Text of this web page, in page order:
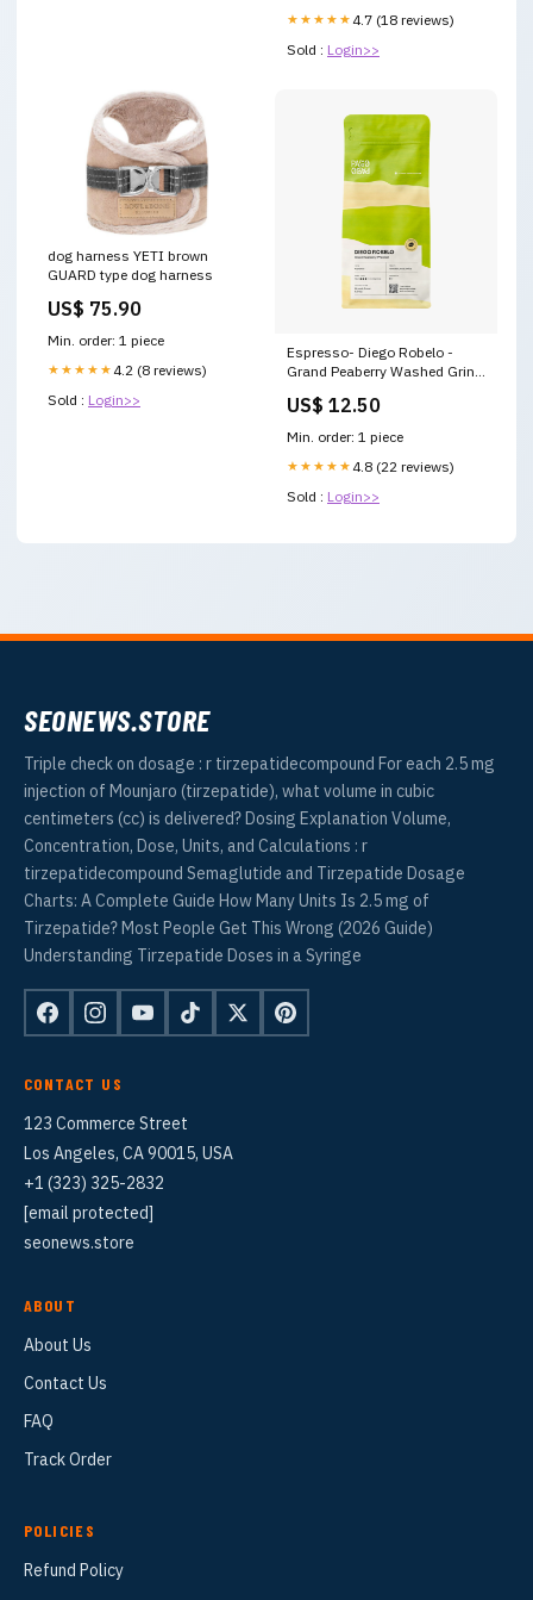
★★★★★ 4.7 (18 reviews)
Sold : Login>>
dog harness YETI brown
GUARD type dog harness
US$ 75.90
Min. order: 1 piece
★★★★★ 4.2 (8 reviews)
Sold : Login>>
Espresso- Diego Robelo -
Grand Peaberry Washed Grind
US$ 12.50
Min. order: 1 piece
★★★★★ 4.8 (22 reviews)
Sold : Login>>
SEONEWS.STORE
Triple check on dosage : r tirzepatidecompound For each 2.5 mg
injection of Mounjaro (tirzepatide), what volume in cubic
centimeters (cc) is delivered? Dosing Explanation Volume,
Concentration, Dose, Units, and Calculations : r
tirzepatidecompound Semaglutide and Tirzepatide Dosage
Charts: A Complete Guide How Many Units Is 2.5 mg of
Tirzepatide? Most People Get This Wrong (2026 Guide)
Understanding Tirzepatide Doses in a Syringe
CONTACT US
123 Commerce Street
Los Angeles, CA 90015, USA
+1 (323) 325-2832
[email protected]
seonews.store
ABOUT
About Us
Contact Us
FAQ
Track Order
POLICIES
Refund Policy